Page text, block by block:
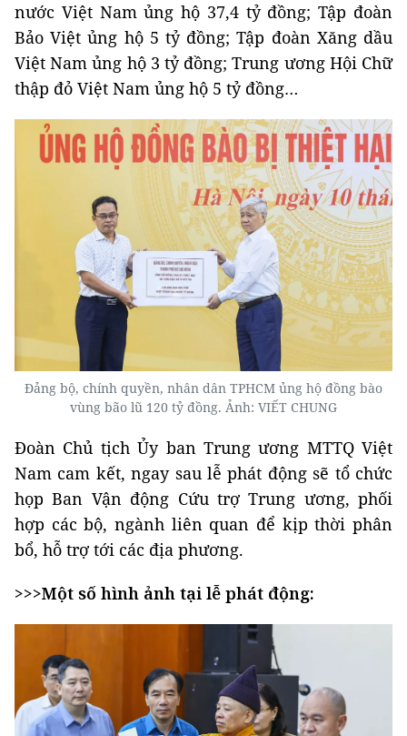
nước Việt Nam ủng hộ 37,4 tỷ đồng; Tập đoàn
Bảo Việt ủng hộ 5 tỷ đồng; Tập đoàn Xăng dầu
Việt Nam ủng hộ 3 tỷ đồng; Trung ương Hội Chữ
thập đỏ Việt Nam ủng hộ 5 tỷ đồng…
Đảng bộ, chính quyền, nhân dân TPHCM ủng hộ đồng bào
vùng bão lũ 120 tỷ đồng. Ảnh: VIẾT CHUNG
Đoàn Chủ tịch Ủy ban Trung ương MTTQ Việt
Nam cam kết, ngay sau lễ phát động sẽ tổ chức
họp Ban Vận động Cứu trợ Trung ương, phối
hợp các bộ, ngành liên quan để kịp thời phân
bổ, hỗ trợ tới các địa phương.
>>>Một số hình ảnh tại lễ phát động: